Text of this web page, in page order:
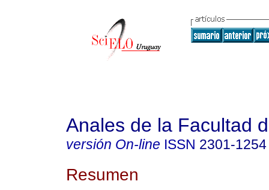
Anales de la Facultad
versión On-line ISSN 2301-1254
Resumen